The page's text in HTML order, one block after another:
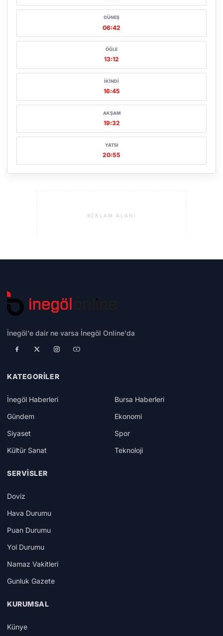
GÜNEŞ
06:42
ÖĞLE
13:12
İKINDI
16:45
AKŞAM
19:32
YATSI
20:55
REKLAM ALANI
İnegöl'e dair ne varsa İnegöl Online'da
KATEGORILER
İnegöl Haberleri
Bursa Haberleri
Gündem
Ekonomi
Siyaset
Spor
Kültür Sanat
Teknoloji
SERVISLER
Doviz
Hava Durumu
Puan Durumu
Yol Durumu
Namaz Vakitleri
Gunluk Gazete
KURUMSAL
Künye